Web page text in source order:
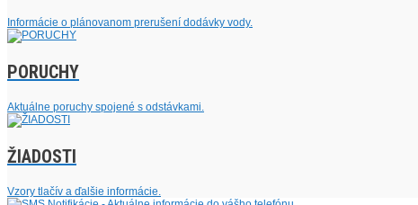
Informácie o plánovanom prerušení dodávky vody.
PORUCHY
Aktuálne poruchy spojené s odstávkami.
ŽIADOSTI
Vzory tlačív a ďalšie informácie.